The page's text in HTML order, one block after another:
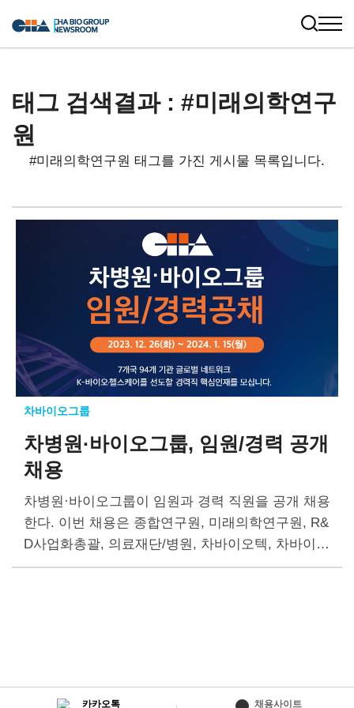
태그 검색결과 : #미래의학연구
원
#미래의학연구원 태그를 가진 게시물 목록입니다.
차바이오그룹
차병원·바이오그룹, 임원/경력 공개
채용
차병원·바이오그룹이 임원과 경력 직원을 공개 채용
한다. 이번 채용은 종합연구원, 미래의학연구원, R&
D사업화총괄, 의료재단/병원, 차바이오텍, 차바이오
랩, CMG제약, 차백신연구소, 차메디텍, 기업본부
카카오톡 채용사이트